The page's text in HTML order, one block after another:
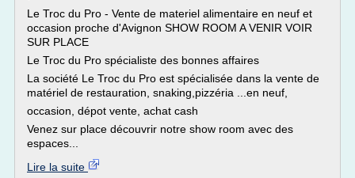
Le Troc du Pro - Vente de materiel alimentaire en neuf et
occasion proche d'Avignon SHOW ROOM A VENIR VOIR
SUR PLACE
Le Troc du Pro spécialiste des bonnes affaires
La société Le Troc du Pro est spécialisée dans la vente de
matériel de restauration, snaking,pizzéria ...en neuf,
occasion, dépot vente, achat cash
Venez sur place découvrir notre show room avec des
espaces...
Lire la suite